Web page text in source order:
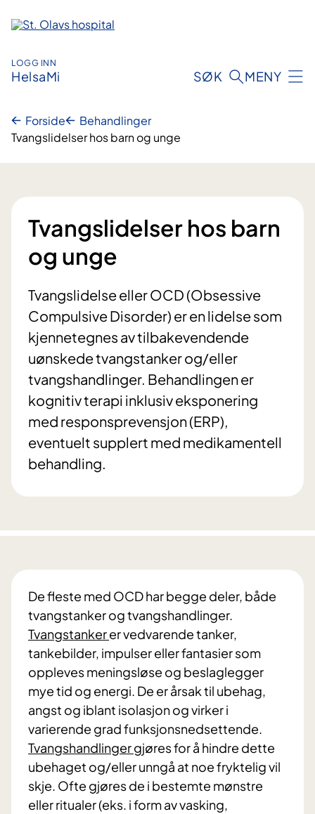
innhold
LOGG INN
HelsaMi SØK MENY
Forside
Behandlinger
Tvangslidelser hos barn og unge
Tvangslidelser hos barn
og unge
Tvangslidelse eller OCD (Obsessive
Compulsive Disorder) er en lidelse som
kjennetegnes av tilbakevendende
uønskede tvangstanker og/eller
tvangshandlinger. Behandlingen er
kognitiv terapi inklusiv eksponering
med responsprevensjon (ERP),
eventuelt supplert med medikamentell
behandling.
De fleste med OCD har begge deler, både
tvangstanker og tvangshandlinger.
Tvangstankerer vedvarende tanker,
tankebilder, impulser eller fantasier som
oppleves meningsløse og beslaglegger
mye tid og energi. De er årsak til ubehag,
angst og iblant isolasjon og virker i
varierende grad funksjonsnedsettende.
Tvangshandlingergjøres for å hindre dette
ubehaget og/eller unngå at noe fryktelig vil
skje. Ofte gjøres de i bestemte mønstre
eller ritualer (eks. i form av vasking,